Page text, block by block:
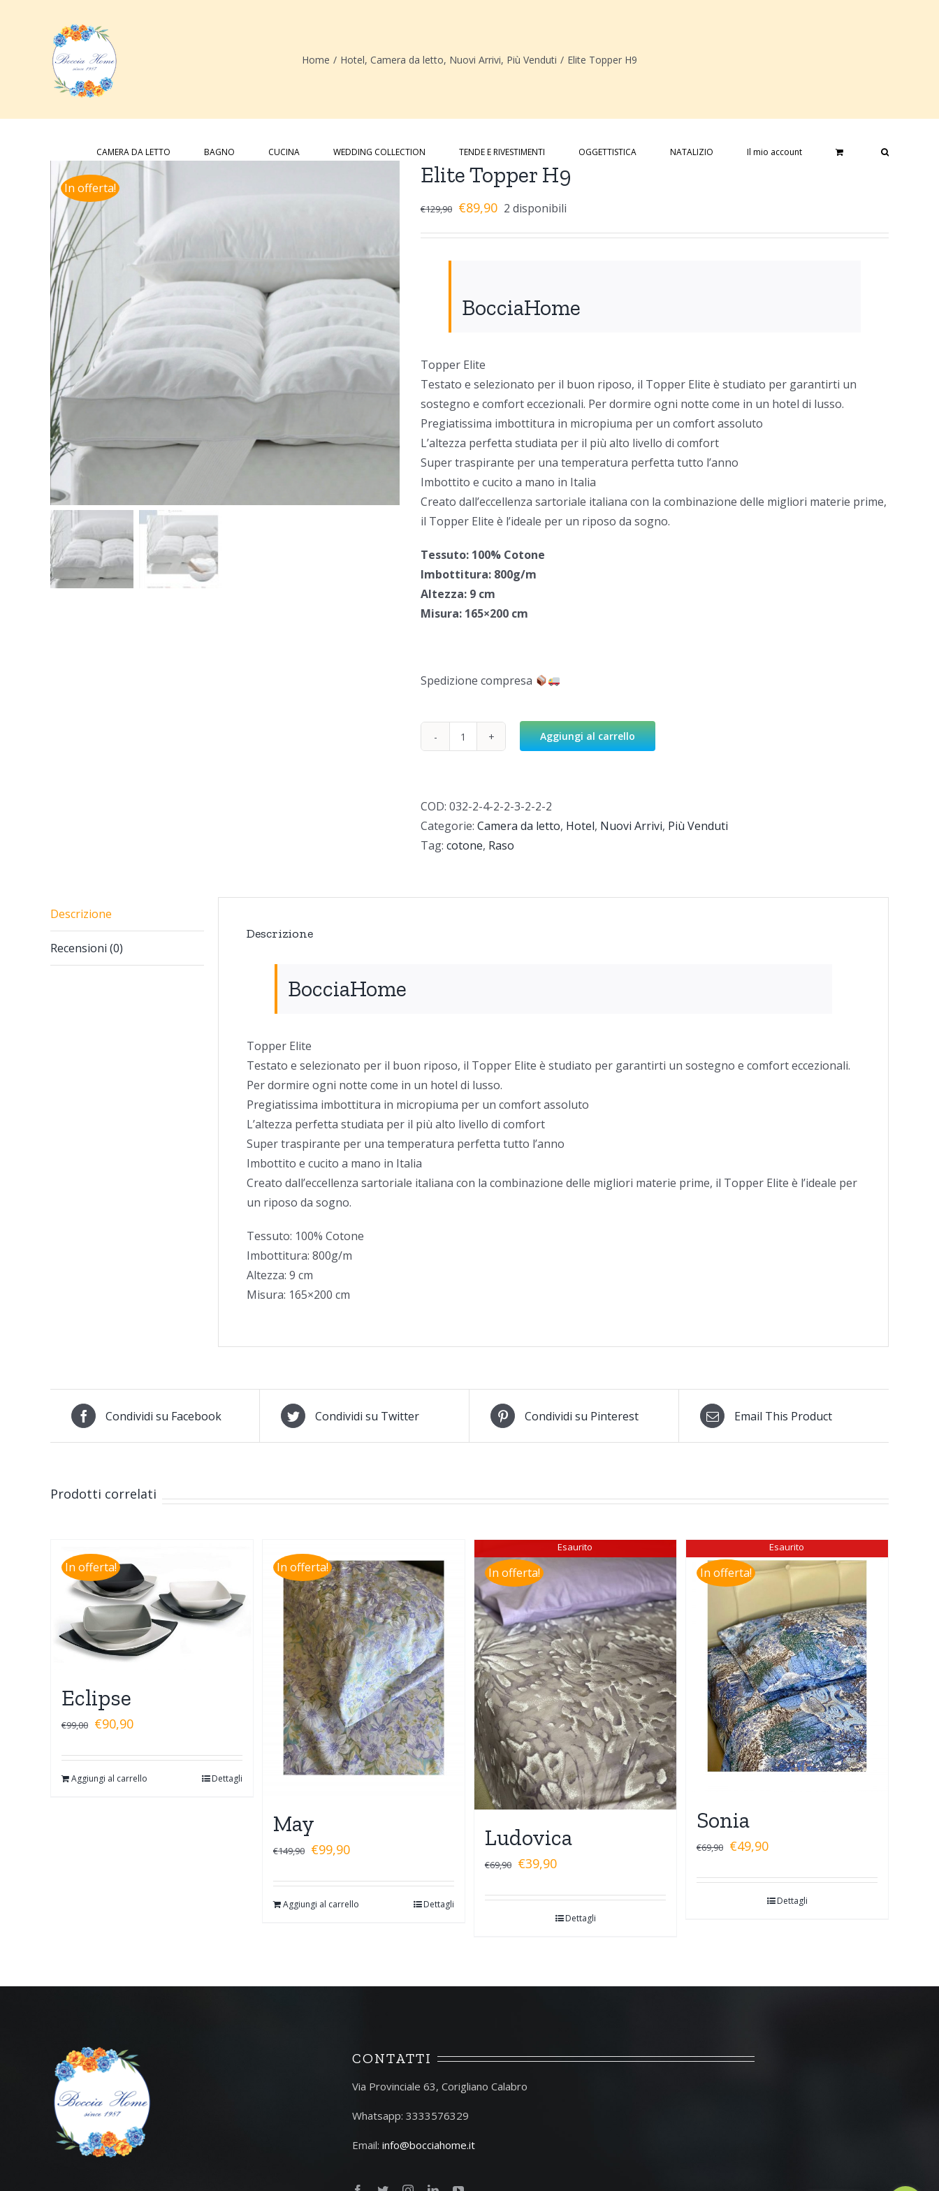
contenuto
CAMERA DA LETTO BAGNO CUCINA WEDDING COLLECTION TENDE E RIVESTIMENTI OGGETTISTICA NATALIZIO Il mio account
Home / Hotel, Camera da letto, Nuovi Arrivi, Più Venduti / Elite Topper H9
In offerta! Elite Topper H9
€129,90 €89,90 2 disponibili
BocciaHome
Topper Elite
Testato e selezionato per il buon riposo, il Topper Elite è studiato per garantirti un
sostegno e comfort eccezionali. Per dormire ogni notte come in un hotel di lusso.
Pregiatissima imbottitura in micropiuma per un comfort assoluto
L’altezza perfetta studiata per il più alto livello di comfort
Super traspirante per una temperatura perfetta tutto l’anno
Imbottito e cucito a mano in Italia
Creato dall’eccellenza sartoriale italiana con la combinazione delle migliori materie prime,
il Topper Elite è l’ideale per un riposo da sogno.
Tessuto: 100% Cotone
Imbottitura: 800g/m
Altezza: 9 cm
Misura: 165×200 cm
Spedizione compresa
Elite
quantità
Aggiungi al carrello
COD: 032-2-4-2-2-3-2-2-2
Categorie: Camera da letto, Hotel, Nuovi Arrivi, Più Venduti
Tag: cotone, Raso
Descrizione
Recensioni (0)
Descrizione
BocciaHome
Topper Elite
Testato e selezionato per il buon riposo, il Topper Elite è studiato per garantirti un sostegno e comfort eccezionali.
Per dormire ogni notte come in un hotel di lusso.
Pregiatissima imbottitura in micropiuma per un comfort assoluto
L’altezza perfetta studiata per il più alto livello di comfort
Super traspirante per una temperatura perfetta tutto l’anno
Imbottito e cucito a mano in Italia
Creato dall’eccellenza sartoriale italiana con la combinazione delle migliori materie prime, il Topper Elite è l’ideale per
un riposo da sogno.
Tessuto: 100% Cotone
Imbottitura: 800g/m
Altezza: 9 cm
Misura: 165×200 cm
Condividi su Facebook Condividi su Twitter Condividi su Pinterest Email This Product
Prodotti correlati
In offerta!
Eclipse
€99,00 €90,90
Aggiungi al carrello Dettagli
In offerta!
May
€149,90 €99,90
Aggiungi al carrello Dettagli
In offerta!
Esaurito
Ludovica
€69,90 €39,90
Dettagli
In offerta!
Esaurito
Sonia
€69,90 €49,90
Dettagli
CONTATTI
Via Provinciale 63, Corigliano Calabro
Whatsapp: 3333576329
Email: info@bocciahome.it